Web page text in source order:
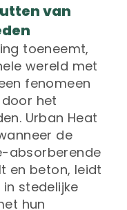
van
toeneemt,
wereld met
fenomeen
het
Urban Heat
de
absorberende
en beton, leidt
stedelijke
hun